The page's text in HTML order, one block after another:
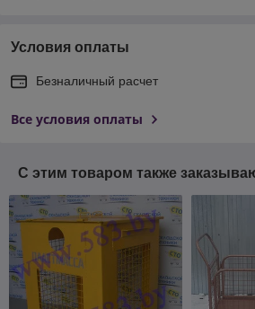
Условия оплаты
Безналичный расчет
Все условия оплаты
С этим товаром также